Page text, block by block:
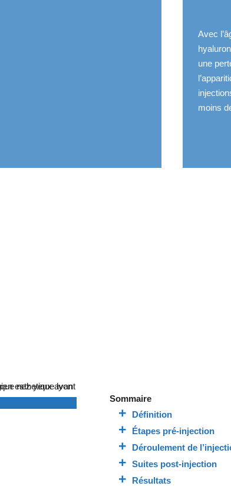
Avec
une
moins
Sommaire
Définition
Étapes pré-injection
Déroulement de
Suites post-injection
Résultats